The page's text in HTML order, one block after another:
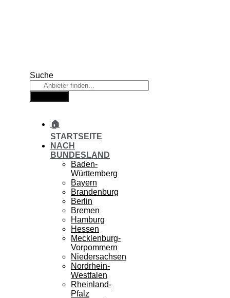
Suche
🏠
STARTSEITE
NACH
BUNDESLAND
Baden-
Württemberg
Bayern
Brandenburg
Berlin
Bremen
Hamburg
Hessen
Mecklenburg-
Vorpommern
Niedersachsen
Nordrhein-
Westfalen
Rheinland-
Pfalz